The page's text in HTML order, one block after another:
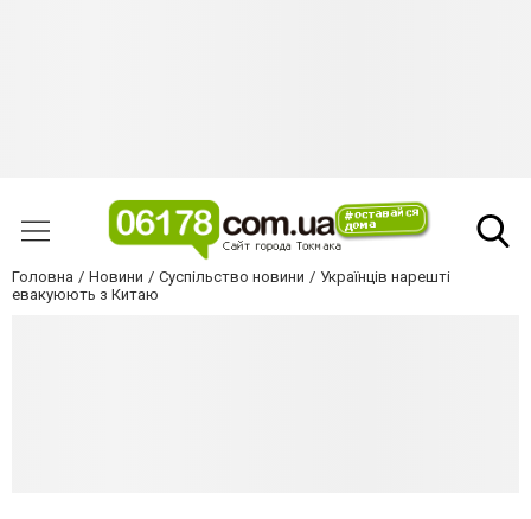
Головна Новини Суспільство новини
Українців нарешті
евакуюють з Китаю